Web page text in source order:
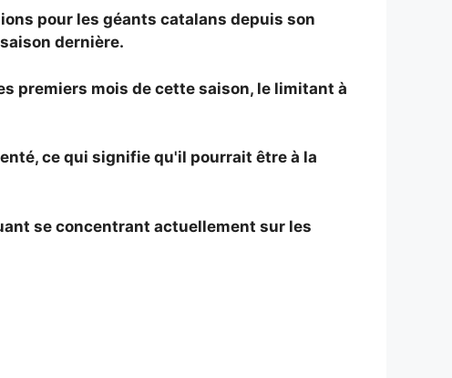
pour les géants catalans depuis son
dernière.
premiers mois de cette saison, le limitant à
ce qui signifie qu'il pourrait être à la
se concentrant actuellement sur les